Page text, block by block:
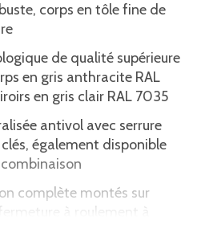
corps en tôle fine de
de qualité supérieure
en gris anthracite RAL
en gris clair RAL 7035
antivol avec serrure
également disponible
complète montés sur
à roulement à